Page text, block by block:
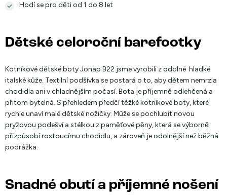
Hodí se pro děti od 1 do 8 let
Dětské celoroční barefootky
Kotníkové dětské boty Jonap B22 jsme vyrobili z odolné hladké
italské kůže. Textilní podšívka se postará o to, aby dětem nemrzla
chodidla ani v chladnějším počasí. Bota je příjemně odlehčená a
přitom bytelná. S přehledem předčí těžké kotníkové boty, které
rychle unaví malé dětské nožičky. Může se pochlubit novou
pryžovou podešví a stélkou z paměťové pěny, která se výborně
přizpůsobí rostoucímu chodidlu, a zároveň je odolnější než běžná
podrážka.
Snadné obutí a příjemné nošení